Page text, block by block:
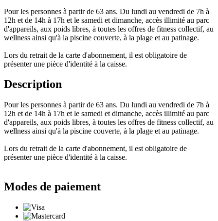
Pour les personnes à partir de 63 ans. Du lundi au vendredi de 7h à
12h et de 14h à 17h et le samedi et dimanche, accès illimité au parc
d'appareils, aux poids libres, à toutes les offres de fitness collectif, au
wellness ainsi qu'à la piscine couverte, à la plage et au patinage.
Lors du retrait de la carte d'abonnement, il est obligatoire de
présenter une pièce d'identité à la caisse.
Description
Pour les personnes à partir de 63 ans. Du lundi au vendredi de 7h à
12h et de 14h à 17h et le samedi et dimanche, accès illimité au parc
d'appareils, aux poids libres, à toutes les offres de fitness collectif, au
wellness ainsi qu'à la piscine couverte, à la plage et au patinage.
Lors du retrait de la carte d'abonnement, il est obligatoire de
présenter une pièce d'identité à la caisse.
Modes de paiement